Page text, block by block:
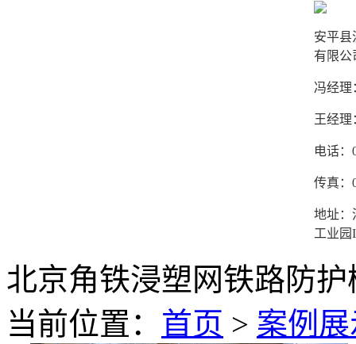
安平县
有限公
冯经理
王经理
电话：
传真：
地址：
工业园
北京角铁浸塑网铁路防
当前位置： 首页 > 案例